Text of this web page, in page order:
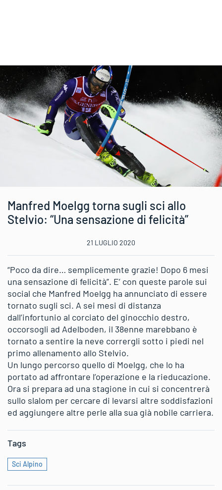
Manfred Moelgg torna sugli sci allo
Stelvio: “Una sensazione di felicità”
21 LUGLIO 2020
“Poco da dire… semplicemente grazie! Dopo 6 mesi
una sensazione di felicità”. E’ con queste parole sui
social che Manfred Moelgg ha annunciato di essere
tornato sugli sci. A sei mesi di distanza
dall’infortunio al corciato del ginocchio destro,
occorsogli ad Adelboden, il 38enne marebbano è
tornato a sentire la neve corrergli sotto i piedi nel
primo allenamento allo Stelvio.
Un lungo percorso quello di Moelgg, che lo ha
portato ad affrontare l’operazione e la rieducazione.
Ora si prepara ad una stagione in cui si concentrerà
sullo slalom per cercare di levarsi altre soddisfazioni
ed aggiungere altre perle alla sua già nobile carriera.
Tags
Sci Alpino